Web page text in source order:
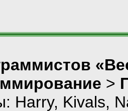
>
Harry, Kivals,